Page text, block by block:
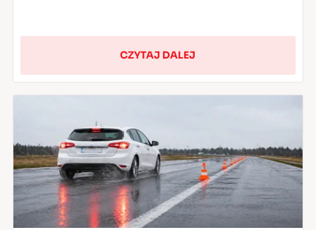
CZYTAJ DALEJ